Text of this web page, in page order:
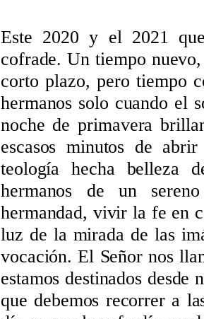
Este 2020 y el 2021
cofrade. Un tiempo
corto plazo, pero tiempo
hermanos solo cuando el
noche de primavera
escasos minutos de
teología hecha belleza
hermanos de un
hermandad, vivir la fe en
luz de la mirada de las
vocación. El Señor nos
estamos destinados desde
que debemos recorrer a